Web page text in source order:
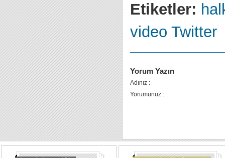
Etiketler:
video Twitter
Yorum Yazın
Adınız :
Yorumunuz :